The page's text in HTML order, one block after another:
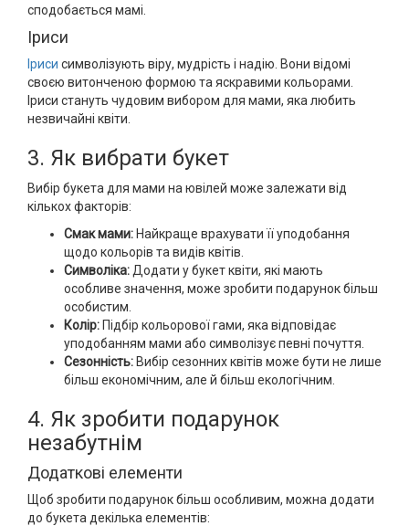
сподобається мамі.
Іриси
Іриси символізують віру, мудрість і надію. Вони відомі
своєю витонченою формою та яскравими кольорами.
Іриси стануть чудовим вибором для мами, яка любить
незвичайні квіти.
3. Як вибрати букет
Вибір букета для мами на ювілей може залежати від
кількох факторів:
Смак мами: Найкраще врахувати її уподобання
щодо кольорів та видів квітів.
Символіка: Додати у букет квіти, які мають
особливе значення, може зробити подарунок більш
особистим.
Колір: Підбір кольорової гами, яка відповідає
уподобанням мами або символізує певні почуття.
Сезонність: Вибір сезонних квітів може бути не лише
більш економічним, але й більш екологічним.
4. Як зробити подарунок
незабутнім
Додаткові елементи
Щоб зробити подарунок більш особливим, можна додати
до букета декілька елементів: